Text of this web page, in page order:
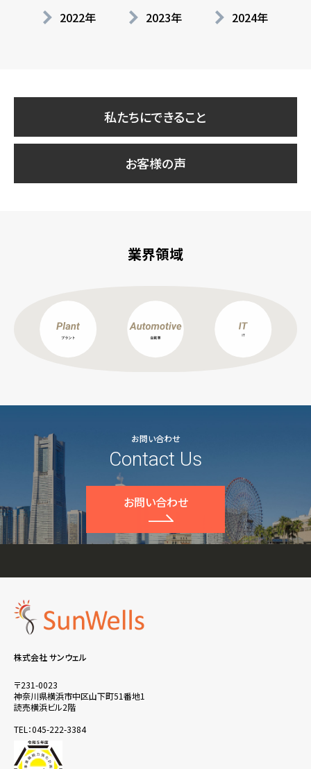
2022年
2023年 2024年
私たちにできること
お客様の声
業界領域
お問い合わせ
Contact Us
お問い合わせ
株式会社 サンウェル
〒231-0023
神奈川県横浜市中区山下町51番地1
読売横浜ビル2階
TEL：045-222-3384